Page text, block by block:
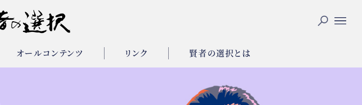
オールコンテンツ リンク 賢者の選択とは